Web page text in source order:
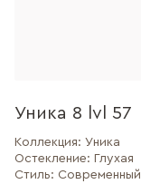
Уника 8 lvl 57
Коллекция: Уника
Остекление: Глухая
Стиль: Современный